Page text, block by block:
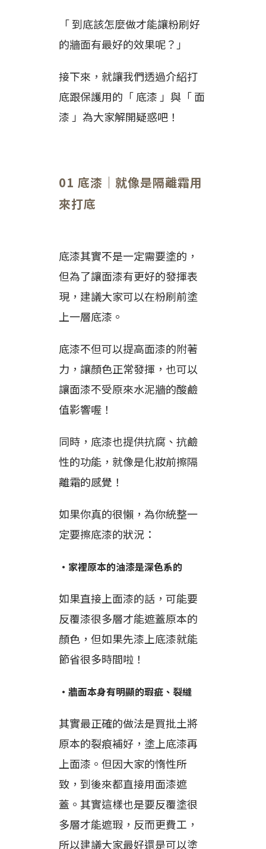
「 到底該怎麼做才能讓粉刷好
的牆面有最好的效果呢？」
接下來，就讓我們透過介紹打
底跟保護用的「 底漆 」與「 面
漆 」為大家解開疑惑吧！
01 底漆｜就像是隔離霜用
來打底
底漆其實不是一定需要塗的，
但為了讓面漆有更好的發揮表
現，建議大家可以在粉刷前塗
上一層底漆。
底漆不但可以提高面漆的附著
力，讓顏色正常發揮，也可以
讓面漆不受原來水泥牆的酸鹼
值影響喔！
同時，底漆也提供抗腐、抗鹼
性的功能，就像是化妝前擦隔
離霜的感覺！
如果你真的很懶，為你統整一
定要擦底漆的狀況：
・家裡原本的油漆是深色系的
如果直接上面漆的話，可能要
反覆漆很多層才能遮蓋原本的
顏色，但如果先漆上底漆就能
節省很多時間啦！
・牆面本身有明顯的瑕疵、裂縫
其實最正確的做法是買批土將
原本的裂痕補好，塗上底漆再
上面漆。但因大家的惰性所
致，到後來都直接用面漆遮
蓋。其實這樣也是要反覆塗很
多層才能遮瑕，反而更費工，
所以建議大家最好還是可以塗